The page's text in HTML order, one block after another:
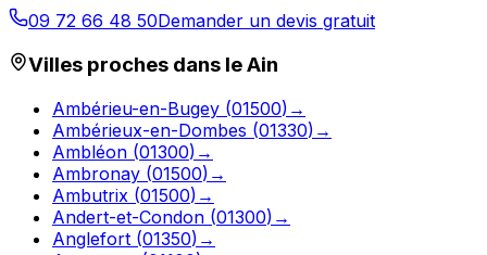
09 72 66 48 50Demander un devis gratuit
Villes proches dans leAin
Ambérieu-en-Bugey (01500) →
Ambérieux-en-Dombes (01330) →
Ambléon (01300) →
Ambronay (01500) →
Ambutrix (01500) →
Andert-et-Condon (01300) →
Anglefort (01350) →